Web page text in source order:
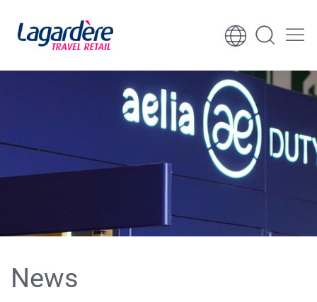
Aller au contenu
News